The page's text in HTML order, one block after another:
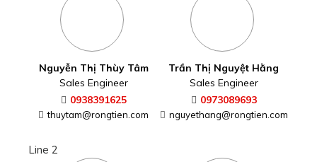
Nguyễn Thị Thùy Tâm
Sales Engineer
0938391625
thuytam@rongtien.com
Trần Thị Nguyệt Hằng
Sales Engineer
0973089693
nguyethang@rongtien.com
Line 2